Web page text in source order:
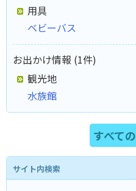
用具
ベビーバス
お出かけ情報 (1件)
観光地
水族館
すべて
サイト内検索